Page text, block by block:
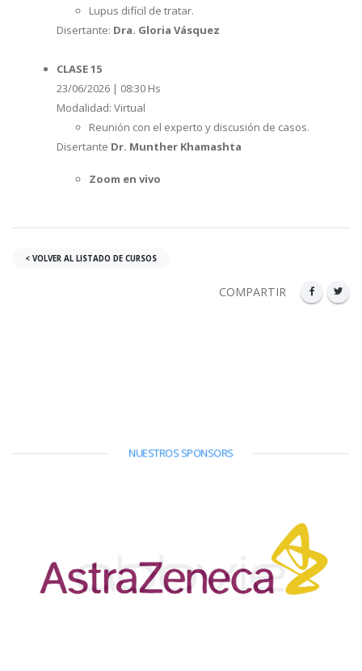
Lupus difícil de tratar.
Disertante: Dra. Gloria Vásquez
CLASE 15
23/06/2026 | 08:30 Hs
Modalidad: Virtual
Reunión con el experto y discusión de casos.
Disertante Dr. Munther Khamashta
Zoom en vivo
< VOLVER AL LISTADO DE CURSOS
COMPARTIR
NUESTROS SPONSORS